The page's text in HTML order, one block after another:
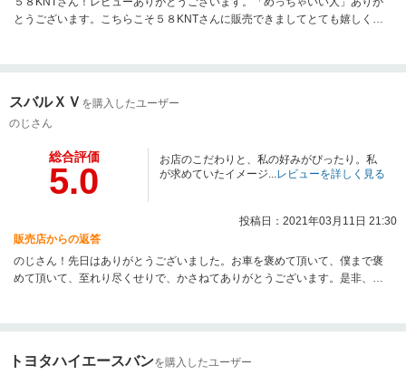
とうございます。こちらこそ５８KNTさんに販売できましてとても嬉しく思
制作中です。仕上がりが楽しみです。直接、会えなかったのも、こちらとし
れからもD:5ライフ楽しんで下さいませ。この度は気持ちのいい売買、本当に
ありがとうございました。
スバルＸＶ を購入したユーザー
のじさん
総合評価
5.0
お店のこだわりと、私の好みがぴったり。私
が求めていたイメージ...レビューを詳しく見る
投稿日：2021年03月11日 21:30
販売店からの返答
のじさん！先日はありがとうございました。お車を褒めて頂いて、僕まで褒
めて頂いて、至れり尽くせりで、かさねてありがとうございます。是非、次
トヨタハイエースバンを購入したユーザー